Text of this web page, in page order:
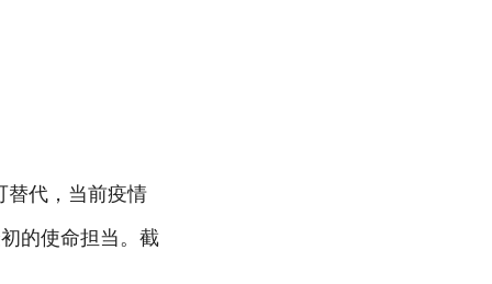
替代，当前疫情
的使命担当。截